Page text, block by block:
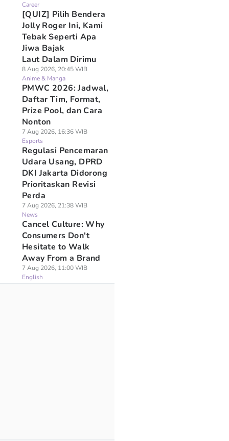
Career
[QUIZ] Pilih Bendera
Jolly Roger Ini, Kami
Tebak Seperti Apa
Jiwa Bajak
Laut Dalam Dirimu
8 Aug 2026, 20:45 WIB
Anime & Manga
PMWC 2026: Jadwal,
Daftar Tim, Format,
Prize Pool, dan Cara
Nonton
7 Aug 2026, 16:36 WIB
Esports
Regulasi Pencemaran
Udara Usang, DPRD
DKI Jakarta Didorong
Prioritaskan Revisi
Perda
7 Aug 2026, 21:38 WIB
News
Cancel Culture: Why
Consumers Don't
Hesitate to Walk
Away From a Brand
7 Aug 2026, 11:00 WIB
English